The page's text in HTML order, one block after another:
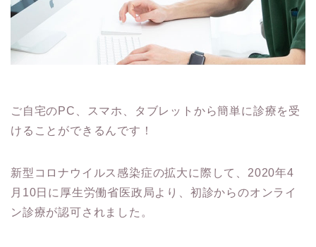
ご自宅のPC、スマホ、タブレットから簡単に診療を受
けることができるんです！
新型コロナウイルス感染症の拡大に際して、2020年4
月10日に厚生労働省医政局より、初診からのオンライ
ン診療が認可されました。